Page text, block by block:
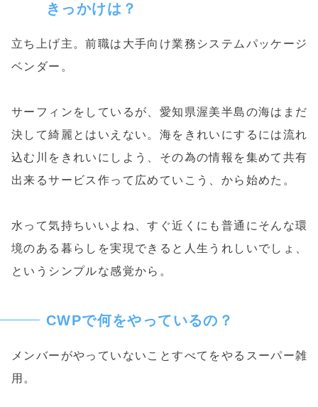
きっかけは？
立ち上げ主。前職は大手向け業務システムパッケージ
ベンダー。
サーフィンをしているが、愛知県渥美半島の海はまだ
決して綺麗とはいえない。海をきれいにするには流れ
込む川をきれいにしよう、その為の情報を集めて共有
出来るサービス作って広めていこう、から始めた。
水って気持ちいいよね、すぐ近くにも普通にそんな環
境のある暮らしを実現できると人生うれしいでしょ、
というシンプルな感覚から。
CWPで何をやっているの？
メンバーがやっていないことすべてをやるスーパー雑
用。